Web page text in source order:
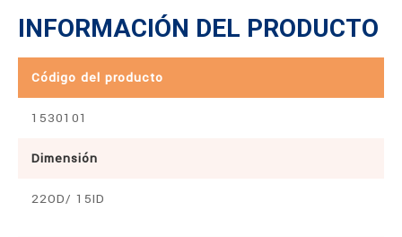
INFORMACIÓN DEL PRODUCTO
Código del producto
1530101
Dimensión
22OD/ 15ID